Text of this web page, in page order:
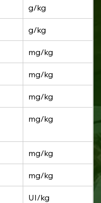
g/kg
g/kg
mg/kg
mg/kg
mg/kg
mg/kg
mg/kg
mg/kg
UI/kg